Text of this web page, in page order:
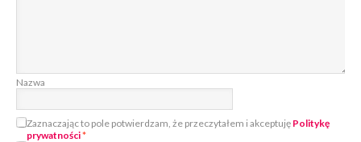
Nazwa
Zaznaczając to pole potwierdzam, że przeczytałem i akceptuję Politykę
prywatności*